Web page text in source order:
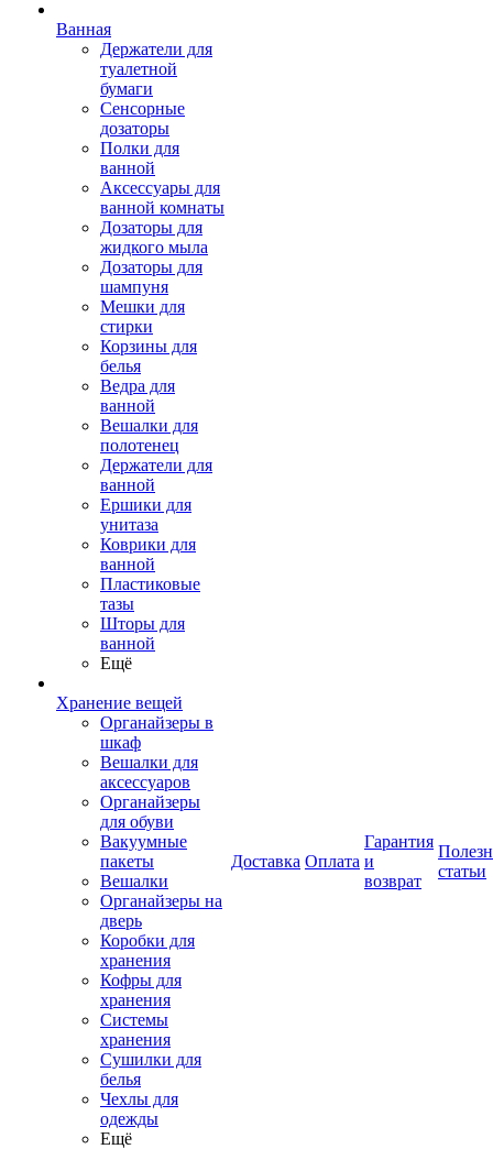
Ванная
Держатели для
туалетной
бумаги
Сенсорные
дозаторы
Полки для
ванной
Аксессуары для
ванной комнаты
Дозаторы для
жидкого мыла
Дозаторы для
шампуня
Мешки для
стирки
Корзины для
белья
Ведра для
ванной
Вешалки для
полотенец
Держатели для
ванной
Ершики для
унитаза
Коврики для
ванной
Пластиковые
тазы
Шторы для
ванной
Ещё
Хранение вещей
Органайзеры в
шкаф
Вешалки для
аксессуаров
Органайзеры
для обуви
Вакуумные
пакеты
Вешалки
Органайзеры на
дверь
Коробки для
хранения
Кофры для
хранения
Системы
хранения
Сушилки для
белья
Чехлы для
одежды
Ещё
Доставка Оплата
Гарантия
и
возврат
статьи